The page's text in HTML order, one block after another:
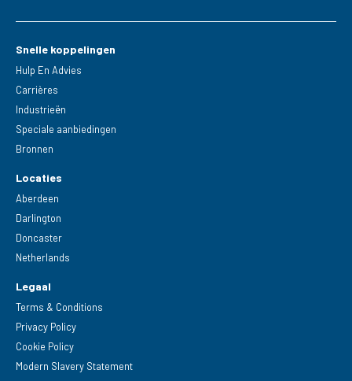
Snelle koppelingen
Hulp En Advies
Carrières
Industrieën
Speciale aanbiedingen
Bronnen
Locaties
Aberdeen
Darlington
Doncaster
Netherlands
Legaal
Terms & Conditions
Privacy Policy
Cookie Policy
Modern Slavery Statement